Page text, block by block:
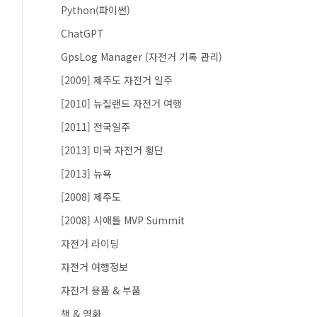
Python(파이썬)
ChatGPT
GpsLog Manager (자전거 기록 관리)
[2009] 제주도 자전거 일주
[2010] 뉴질랜드 자전거 여행
[2011] 전국일주
[2013] 미국 자전거 횡단
[2013] 뉴욕
[2008] 제주도
[2008] 시애틀 MVP Summit
자전거 라이딩
자전거 여행정보
자전거 용품 & 부품
책 & 영화